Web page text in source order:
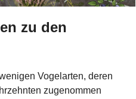
zu den
Vogelarten, deren
zugenommen